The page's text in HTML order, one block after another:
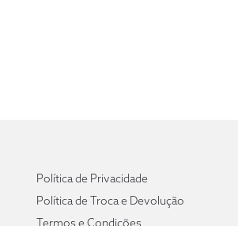
Política de Privacidade
Política de Troca e Devolução
Termos e Condições